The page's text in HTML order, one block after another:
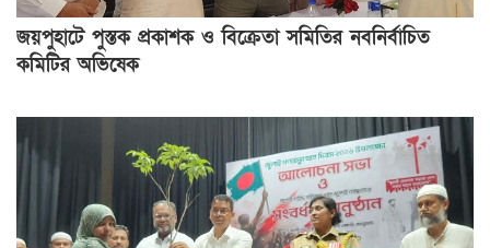
জয়পুহাটে পুস্তক প্রকাশক ও বিক্রেতা সমিতির নবনির্বাচিত
কমিটির অভিষেক